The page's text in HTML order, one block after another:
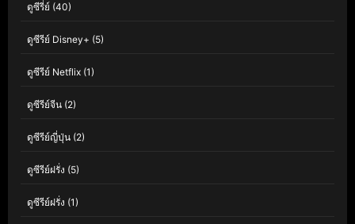
ดูซีรี่ย์ (40)
ดูซีรีย์ Disney+ (5)
ดูซีรีย์ Netflix (1)
ดูซีรีย์จีน (2)
ดูซีรีย์ญี่ปุ่น (2)
ดูซีรีย์ฝรั่ง (5)
ดูซีรีย์ฝรั่ง (1)